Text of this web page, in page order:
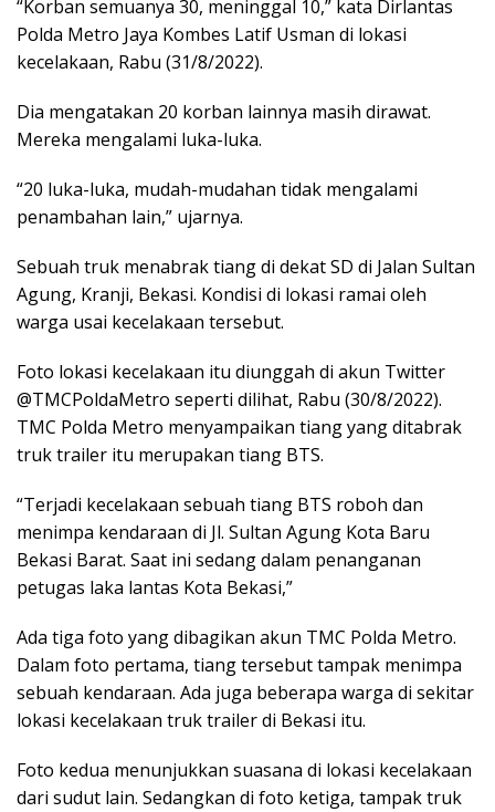
“Korban semuanya 30, meninggal 10,” kata Dirlantas
Polda Metro Jaya Kombes Latif Usman di lokasi
kecelakaan, Rabu (31/8/2022).
Dia mengatakan 20 korban lainnya masih dirawat.
Mereka mengalami luka-luka.
“20 luka-luka, mudah-mudahan tidak mengalami
penambahan lain,” ujarnya.
Sebuah truk menabrak tiang di dekat SD di Jalan Sultan
Agung, Kranji, Bekasi. Kondisi di lokasi ramai oleh
warga usai kecelakaan tersebut.
Foto lokasi kecelakaan itu diunggah di akun Twitter
@TMCPoldaMetro seperti dilihat, Rabu (30/8/2022).
TMC Polda Metro menyampaikan tiang yang ditabrak
truk trailer itu merupakan tiang BTS.
“Terjadi kecelakaan sebuah tiang BTS roboh dan
menimpa kendaraan di Jl. Sultan Agung Kota Baru
Bekasi Barat. Saat ini sedang dalam penanganan
petugas laka lantas Kota Bekasi,”
Ada tiga foto yang dibagikan akun TMC Polda Metro.
Dalam foto pertama, tiang tersebut tampak menimpa
sebuah kendaraan. Ada juga beberapa warga di sekitar
lokasi kecelakaan truk trailer di Bekasi itu.
Foto kedua menunjukkan suasana di lokasi kecelakaan
dari sudut lain. Sedangkan di foto ketiga, tampak truk